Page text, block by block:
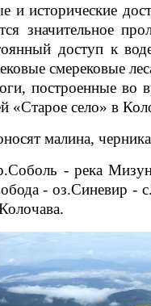
и исторические
значительное
доступ к
смерековые
построенные во
«Старое село» в
малина,
- река
- оз.Синевир -